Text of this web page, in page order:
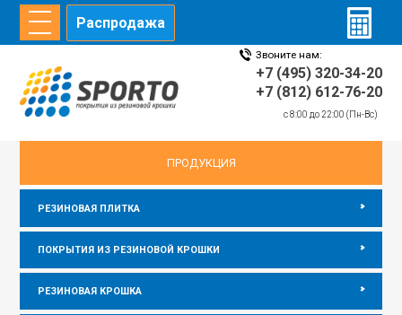
Распродажа
Звоните нам:
+7 (495) 320-34-20
+7 (812) 612-76-20
c 8:00 до 22:00 (Пн-Вс)
главная Резиновая плитка на бетон
ПРОДУКЦИЯ
РЕЗИНОВАЯ ПЛИТКА
ПОКРЫТИЯ ИЗ РЕЗИНОВОЙ КРОШКИ
РЕЗИНОВАЯ КРОШКА